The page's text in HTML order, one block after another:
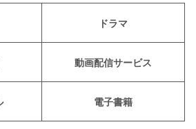
ドラマ
動画配信サービス
電子書籍